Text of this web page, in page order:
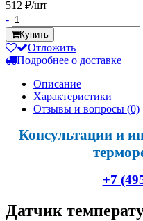
512 ₽/шт
-
Купить
Отложить
Подробнее о доставке
Описание
Характеристики
Отзывы и вопросы (0)
Консультации и
+7
Датчик